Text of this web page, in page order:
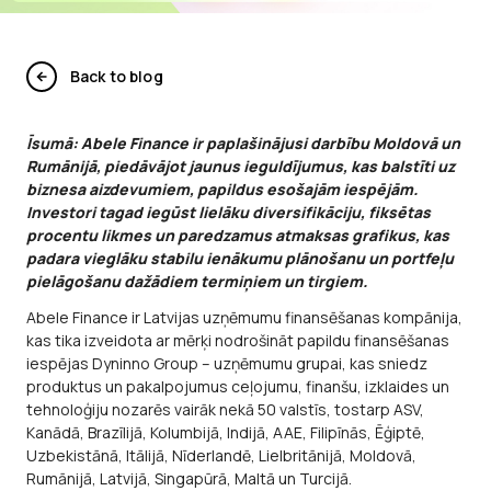
Back to blog
Īsumā: Abele Finance ir paplašinājusi darbību Moldovā un
Rumānijā, piedāvājot jaunus ieguldījumus, kas balstīti uz
biznesa aizdevumiem, papildus esošajām iespējām.
Investori tagad iegūst lielāku diversifikāciju, fiksētas
procentu likmes un paredzamus atmaksas grafikus, kas
padara vieglāku stabilu ienākumu plānošanu un portfeļu
pielāgošanu dažādiem termiņiem un tirgiem.
Abele Finance ir Latvijas uzņēmumu finansēšanas kompānija,
kas tika izveidota ar mērķi nodrošināt papildu finansēšanas
iespējas Dyninno Group – uzņēmumu grupai, kas sniedz
produktus un pakalpojumus ceļojumu, finanšu, izklaides un
tehnoloģiju nozarēs vairāk nekā 50 valstīs, tostarp ASV,
Kanādā, Brazīlijā, Kolumbijā, Indijā, AAE, Filipīnās, Ēģiptē,
Uzbekistānā, Itālijā, Nīderlandē, Lielbritānijā, Moldovā,
Rumānijā, Latvijā, Singapūrā, Maltā un Turcijā.